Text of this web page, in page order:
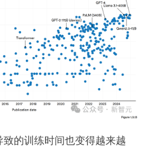
的训练时间也变得越来越